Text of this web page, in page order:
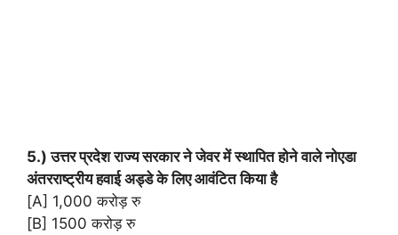
5.) उत्तर प्रदेश राज्य सरकार ने जेवर में स्थापित होने वाले नोएडा
अंतरराष्ट्रीय हवाई अड्डे के लिए आवंटित किया है
[A] 1,000 करोड़ रु
[B] 1500 करोड़ रु